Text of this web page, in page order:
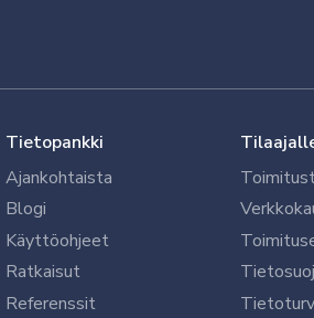
Tietopankki
Ajankohtaista
Blogi
Käyttöohjeet
Ratkaisut
Referenssit